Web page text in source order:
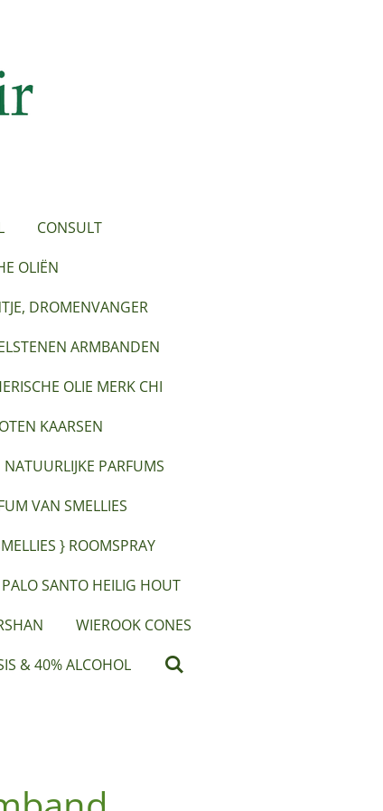
CONSULT
OLIËN
DROMENVANGER
ARMBANDEN
OLIE MERK CHI
KAARSEN
NATUURLIJKE PARFUMS
VAN SMELLIES
} ROOMSPRAY
SANTO HEILIG HOUT
WIEROOK CONES
& 40% ALCOHOL